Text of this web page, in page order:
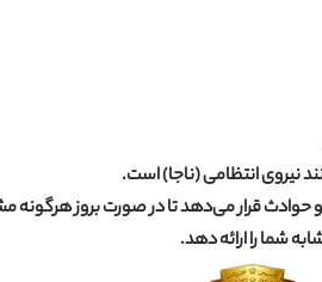
نیروی انتظامی (ناجا) است.
قرار می‌دهد تا در صورت بروز هرگونه
شما را ارائه دهد.